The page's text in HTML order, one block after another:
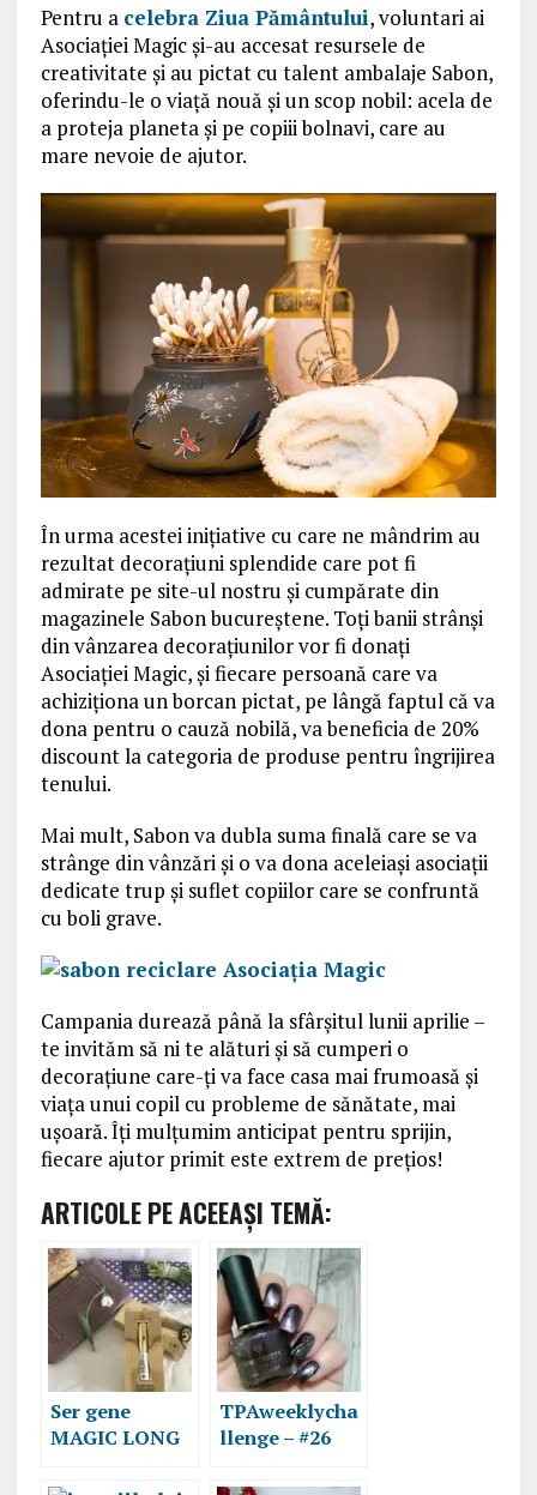
Pentru a celebra Ziua Pământului, voluntari ai
Asociației Magic și-au accesat resursele de
creativitate și au pictat cu talent ambalaje Sabon,
oferindu-le o viață nouă și un scop nobil: acela de
a proteja planeta și pe copiii bolnavi, care au
mare nevoie de ajutor.
În urma acestei inițiative cu care ne mândrim au
rezultat decorațiuni splendide care pot fi
admirate pe site-ul nostru și cumpărate din
magazinele Sabon bucureștene. Toți banii strânși
din vânzarea decorațiunilor vor fi donați
Asociației Magic, și fiecare persoană care va
achiziționa un borcan pictat, pe lângă faptul că va
dona pentru o cauză nobilă, va beneficia de 20%
discount la categoria de produse pentru îngrijirea
tenului.
Mai mult, Sabon va dubla suma finală care se va
strânge din vânzări și o va dona aceleiași asociații
dedicate trup și suflet copiilor care se confruntă
cu boli grave.
Campania durează până la sfârșitul lunii aprilie –
te invităm să ni te alături și să cumperi o
decorațiune care-ți va face casa mai frumoasă și
viața unui copil cu probleme de sănătate, mai
ușoară. Îți mulțumim anticipat pentru sprijin,
fiecare ajutor primit este extrem de prețios!
ARTICOLE PE ACEEAŞI TEMĂ:
Ser gene
MAGIC LONG
priviri
TPAweeklycha
llenge – #26